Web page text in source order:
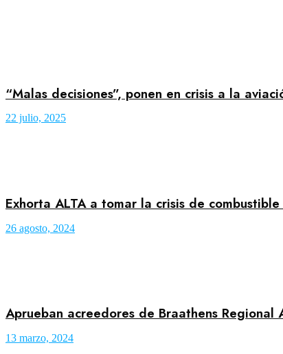
“Malas decisiones”, ponen en crisis a la
22 julio, 2025
Exhorta ALTA a tomar la crisis de
26 agosto, 2024
Aprueban acreedores de Braathens
13 marzo, 2024